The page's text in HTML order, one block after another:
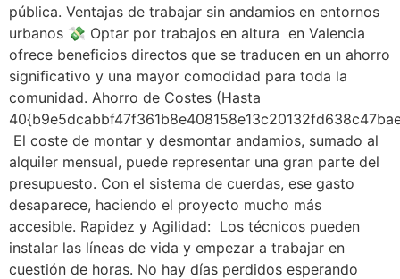
pública. Ventajas de trabajar sin andamios en entornos
urbanos 💸 Optar por trabajos en altura en Valencia
ofrece beneficios directos que se traducen en un ahorro
significativo y una mayor comodidad para toda la
comunidad. Ahorro de Costes (Hasta
El coste de montar y desmontar andamios, sumado al
alquiler mensual, puede representar una gran parte del
presupuesto. Con el sistema de cuerdas, ese gasto
desaparece, haciendo el proyecto mucho más
accesible. Rapidez y Agilidad: Los técnicos pueden
instalar las líneas de vida y empezar a trabajar en
cuestión de horas. No hay días perdidos esperando